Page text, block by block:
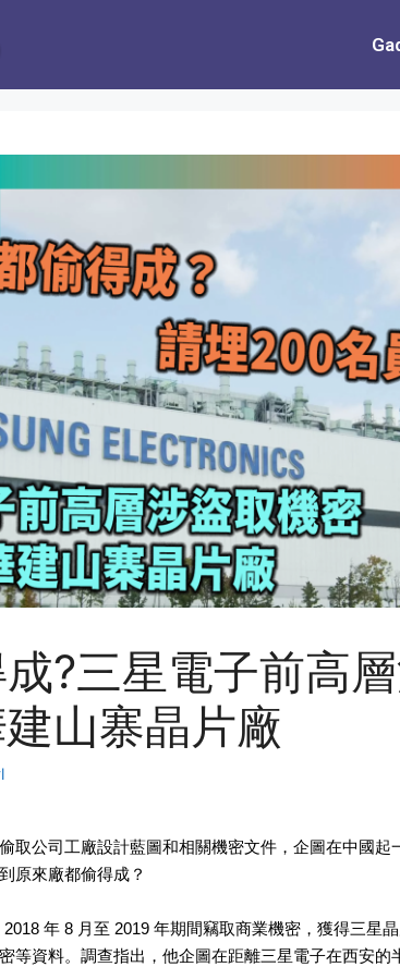
?三星電子前高
山寨晶片廠
取公司工廠設計藍圖和相關機密文件，企圖在中國起
原來廠都偷得成？
年 8 月至 2019 年期間竊取商業機密，獲得三星
等資料。調查指出，他企圖在距離三星電子在西安的